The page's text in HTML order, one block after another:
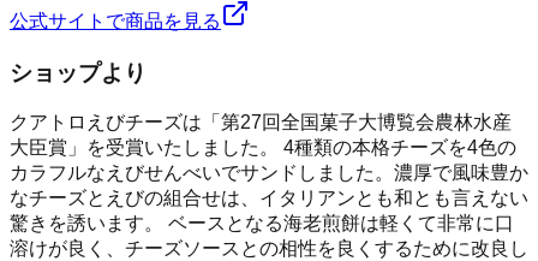
公式サイトで商品を見る
ショップより
クアトロえびチーズは「第27回全国菓子大博覧会農林水産
大臣賞」を受賞いたしました。 4種類の本格チーズを4色の
カラフルなえびせんべいでサンドしました。濃厚で風味豊か
なチーズとえびの組合せは、イタリアンとも和とも言えない
驚きを誘います。 ベースとなる海老煎餅は軽くて非常に口
溶けが良く、チーズソースとの相性を良くするために改良し